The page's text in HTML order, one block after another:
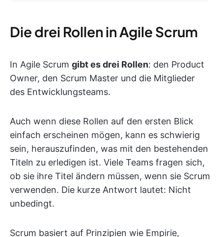
Die drei Rollen in Agile Scrum
In Agile Scrum gibt es drei Rollen: den Product
Owner, den Scrum Master und die Mitglieder
des Entwicklungsteams.
Auch wenn diese Rollen auf den ersten Blick
einfach erscheinen mögen, kann es schwierig
sein, herauszufinden, was mit den bestehenden
Titeln zu erledigen ist. Viele Teams fragen sich,
ob sie ihre Titel ändern müssen, wenn sie Scrum
verwenden. Die kurze Antwort lautet: Nicht
unbedingt.
Scrum basiert auf Prinzipien wie Empirie,